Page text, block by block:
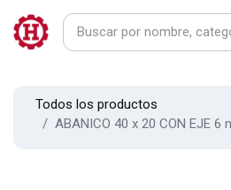
Todos los productos
ABANICO 40 x 20 CON EJE 6